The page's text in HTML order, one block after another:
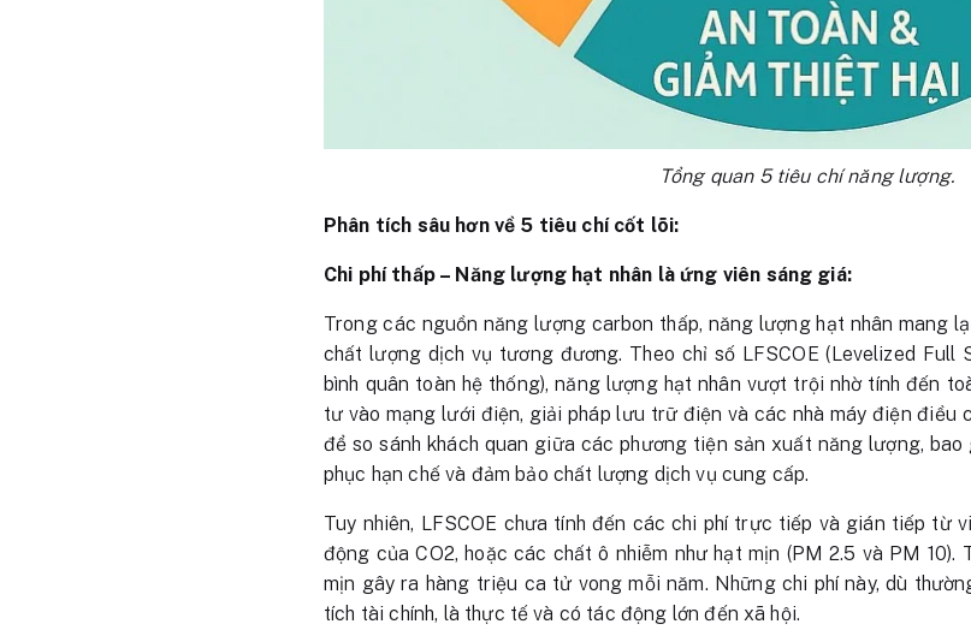
Tổng quan 5 tiêu chí năng lượng.
Phân tích sâu hơn về 5 tiêu chí cốt lõi:
Chi phí thấp – Năng lượng hạt nhân là ứng viên sáng giá:
Trong các nguồn năng lượng carbon thấp, năng lượng hạt nhân mang
chất lượng dịch vụ tương đương. Theo chỉ số LFSCOE (Levelized Full
bình quân toàn hệ thống), năng lượng hạt nhân vượt trội nhờ tính đến
tư vào mạng lưới điện, giải pháp lưu trữ điện và các nhà máy điện điều
để so sánh khách quan giữa các phương tiện sản xuất năng lượng,
phục hạn chế và đảm bảo chất lượng dịch vụ cung cấp.
Tuy nhiên, LFSCOE chưa tính đến các chi phí trực tiếp và gián tiếp từ
động của CO2, hoặc các chất ô nhiễm như hạt mịn (PM 2.5 và PM 10).
mịn gây ra hàng triệu ca tử vong mỗi năm. Những chi phí này, dù
tích tài chính, là thực tế và có tác động lớn đến xã hội.